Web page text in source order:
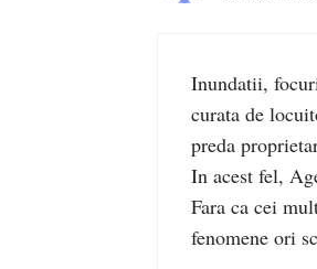
Inundatii,
curata de
preda
In acest fel,
Fara ca cei
fenomene ori